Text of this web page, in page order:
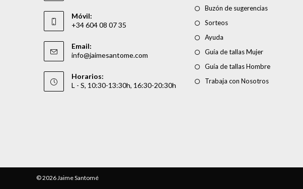
Móvil:
+34 604 08 07 35
Email:
info@jaimesantome.com
Horarios:
L - S, 10:30-13:30h, 16:30-20:30h
Buzón de sugerencias
Sorteos
Ayuda
Guía de tallas Mujer
Guía de tallas Hombre
Trabaja con Nosotros
© 2026 Jaime Santomé